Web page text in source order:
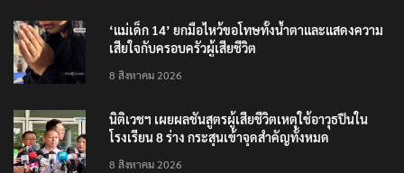
‘แม่เด็ก 14’ ยกมือไหว้ขอโทษทั้งน้ำตาและแสดงความ
เสียใจกับครอบครัวผู้เสียชีวิต
8 สิงหาคม 2026
นิติเวชฯ เผยผลชันสูตรผู้เสียชีวิตเหตุใช้อาวุธปืนใน
โรงเรียน 8 ร่าง กระสุนเข้าจุดสำคัญทั้งหมด
8 สิงหาคม 2026